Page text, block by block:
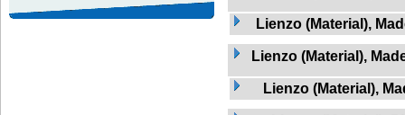
Lienzo (Material),
Lienzo (Material),
Lienzo (Material),